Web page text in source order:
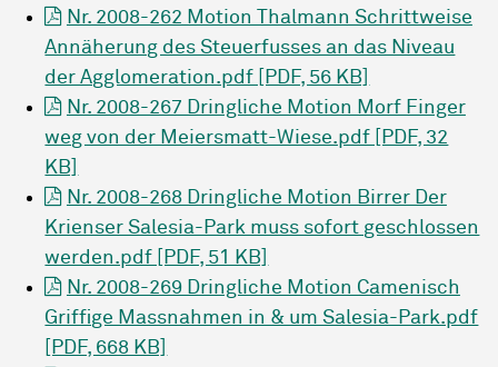
Nr. 2008-262 Motion Thalmann Schrittweise
Annäherung des Steuerfusses an das Niveau
der Agglomeration.pdf [PDF, 56 KB]
Nr. 2008-267 Dringliche Motion Morf Finger
weg von der Meiersmatt-Wiese.pdf [PDF, 32
KB]
Nr. 2008-268 Dringliche Motion Birrer Der
Krienser Salesia-Park muss sofort geschlossen
werden.pdf [PDF, 51 KB]
Nr. 2008-269 Dringliche Motion Camenisch
Griffige Massnahmen in & um Salesia-Park.pdf
[PDF, 668 KB]